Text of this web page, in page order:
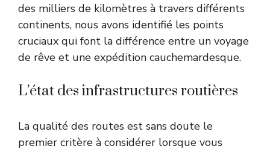
des milliers de kilomètres à travers différents
continents, nous avons identifié les points
cruciaux qui font la différence entre un voyage
de rêve et une expédition cauchemardesque.
L’état des infrastructures routières
La qualité des routes est sans doute le
premier critère à considérer lorsque vous